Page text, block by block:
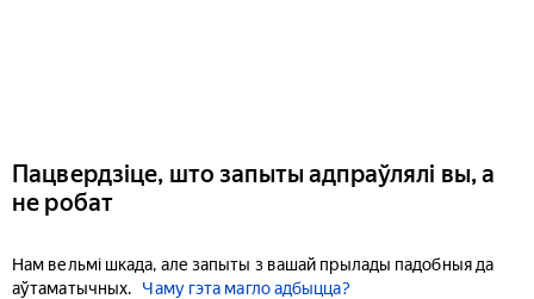
Пацвердзіце, што запыты адпраўлялі вы, а
не робат
Нам вельмі шкада, але запыты з вашай прылады падобныя да
аўтаматычных.
Чаму гэта магло адбыцца?